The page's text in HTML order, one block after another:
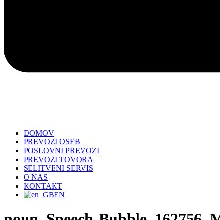
DOMOV
PREVOZI OSEB
POSLOVNI PREVOZI
PREVOZI TOVORA
SELITVENI SERVIS
O NAS
KONTAKT
EN